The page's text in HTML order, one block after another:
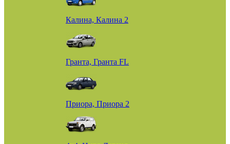
Калина, Калина 2
Гранта, Гранта FL
Приора, Приора 2